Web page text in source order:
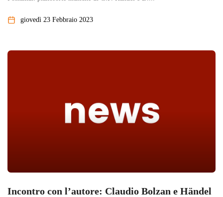
giovedì 23 Febbraio 2023
Incontro con l’autore: Claudio Bolzan e Händel